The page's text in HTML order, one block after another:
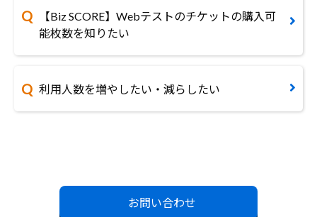
【Biz SCORE】Webテストのチケットの購入可
能枚数を知りたい
利用人数を増やしたい・減らしたい
お問い合わせ